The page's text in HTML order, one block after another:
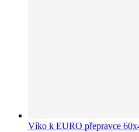
Víko k EURO přepravce